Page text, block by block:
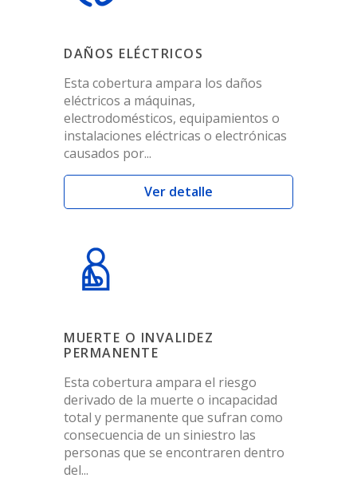
DAÑOS ELÉCTRICOS
Esta cobertura ampara los daños
eléctricos a máquinas,
electrodomésticos, equipamientos o
instalaciones eléctricas o electrónicas
causados por...
Ver detalle
MUERTE O INVALIDEZ
PERMANENTE
Esta cobertura ampara el riesgo
derivado de la muerte o incapacidad
total y permanente que sufran como
consecuencia de un siniestro las
personas que se encontraren dentro
del...